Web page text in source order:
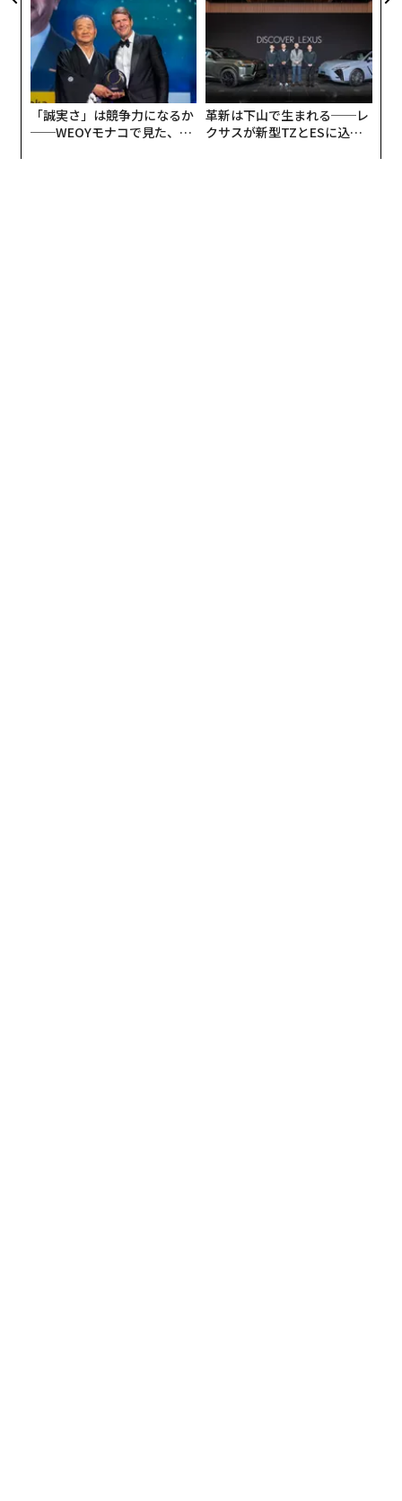
防災一筋20年の答え TTドコモビジネス×PwC】
「誠実さ」は競争力になるか
──WEOYモナコで見た、く
革新は下山で生まれる──レ
クサスが新型TZとESに込め